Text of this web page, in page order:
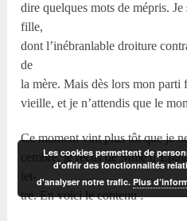
dire quelques mots de mépris.
fille,
dont l’inébranlable droiture
de
la mère. Mais dès lors mon parti
vieille, et je n’attendis que le
Ce moment vint plus tôt que je
cembre, je reçus de Mme
let-
tre. En voici le contenu :
Les cookies permettent de
d'offrir des fonctionnalités
d'analyser notre trafic.Plus